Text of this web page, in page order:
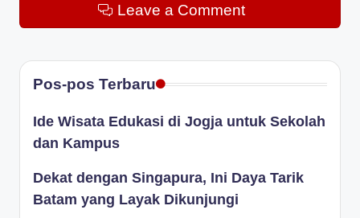
Leave a Comment
Pos-pos Terbaru
Ide Wisata Edukasi di Jogja untuk Sekolah
dan Kampus
Dekat dengan Singapura, Ini Daya Tarik
Batam yang Layak Dikunjungi